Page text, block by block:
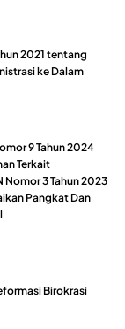
2021 tentang
ke Dalam
9 Tahun 2024
Terkait
Nomor 3 Tahun 2023
Pangkat Dan
Birokrasi